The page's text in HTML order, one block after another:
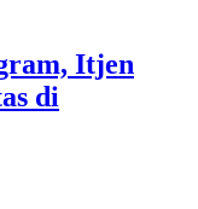
Itjen
di